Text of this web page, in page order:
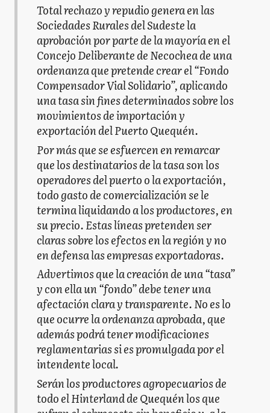
Total rechazo y repudio genera en las
Sociedades Rurales del Sudeste la
aprobación por parte de la mayoría en el
Concejo Deliberante de Necochea de una
ordenanza que pretende crear el “Fondo
Compensador Vial Solidario”, aplicando
una tasa sin fines determinados sobre los
movimientos de importación y
exportación del Puerto Quequén.
Por más que se esfuercen en remarcar
que los destinatarios de la tasa son los
operadores del puerto o la exportación,
todo gasto de comercialización se le
termina liquidando a los productores, en
su precio. Estas líneas pretenden ser
claras sobre los efectos en la región y no
en defensa las empresas exportadoras.
Advertimos que la creación de una “tasa”
y con ella un “fondo” debe tener una
afectación clara y transparente. No es lo
que ocurre la ordenanza aprobada, que
además podrá tener modificaciones
reglamentarias si es promulgada por el
intendente local.
Serán los productores agropecuarios de
todo el Hinterland de Quequén los que